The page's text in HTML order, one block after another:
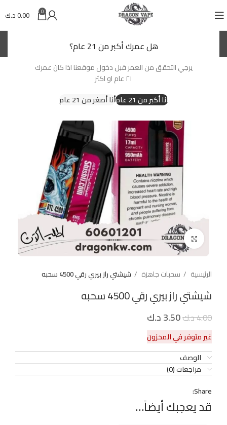
هل عمرك أكبر من 21 عام؟
يرجي التحقق من العمر قبل دخول موقعنا اذا كان عمرك
٢١ عام او اكثر
أنا أكبر من 21 عام
أنا أصغر من 21 عام
0
0.00د.ك
Click to enlarge
الرئيسية سحبات جاهزة شيشتي راز بيري رقي 4500 سحبه
شيشتي راز بيري رقي 4500 سحبه
4.00د.ك3.50د.ك
غير متوفر في المخزون
الوصف
مراجعات (0)
Share:
قد يعجبك أيضاً…